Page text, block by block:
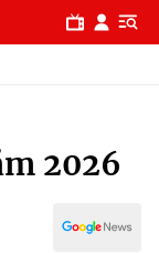
2026